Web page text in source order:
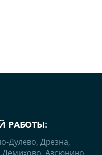
РАБОТЫ:
Дулево, Дрезна,
Демихово, Авсюнино,